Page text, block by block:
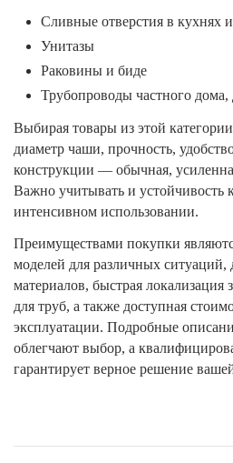
Сливные отверстия в кухнях
Унитазы
Раковины и биде
Трубопроводы частного дома,
Выбирая товары из этой
диаметр чаши, прочность,
конструкции — обычная,
Важно учитывать и устойчивость
интенсивном использовании.
Преимуществами покупки
моделей для различных ситуаций,
материалов, быстрая локализация
для труб, а также доступная
эксплуатации. Подробные
облегчают выбор, а
гарантирует верное решение